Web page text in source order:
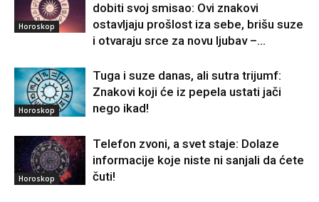
Horoskop
dobiti svoj smisao: Ovi znakovi
ostavljaju prošlost iza sebe, brišu suze
i otvaraju srce za novu ljubav –...
Horoskop
Tuga i suze danas, ali sutra trijumf:
Znakovi koji će iz pepela ustati jači
nego ikad!
Horoskop
Telefon zvoni, a svet staje: Dolaze
informacije koje niste ni sanjali da ćete
čuti!